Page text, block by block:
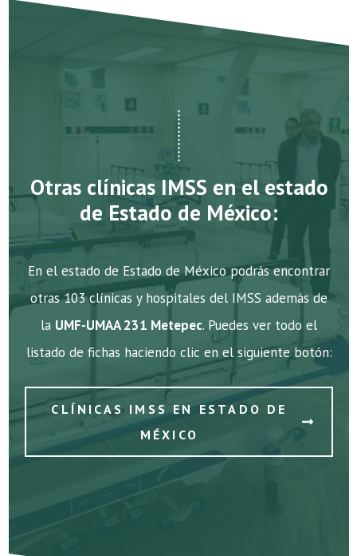
Otras clínicas IMSS en el estado
de Estado de México:
En el estado de Estado de México podrás encontrar
otras 103 clínicas y hospitales del IMSS además de
la UMF-UMAA 231 Metepec. Puedes ver todo el
listado de fichas haciendo clic en el siguiente botón:
CLÍNICAS IMSS EN ESTADO DE
MÉXICO